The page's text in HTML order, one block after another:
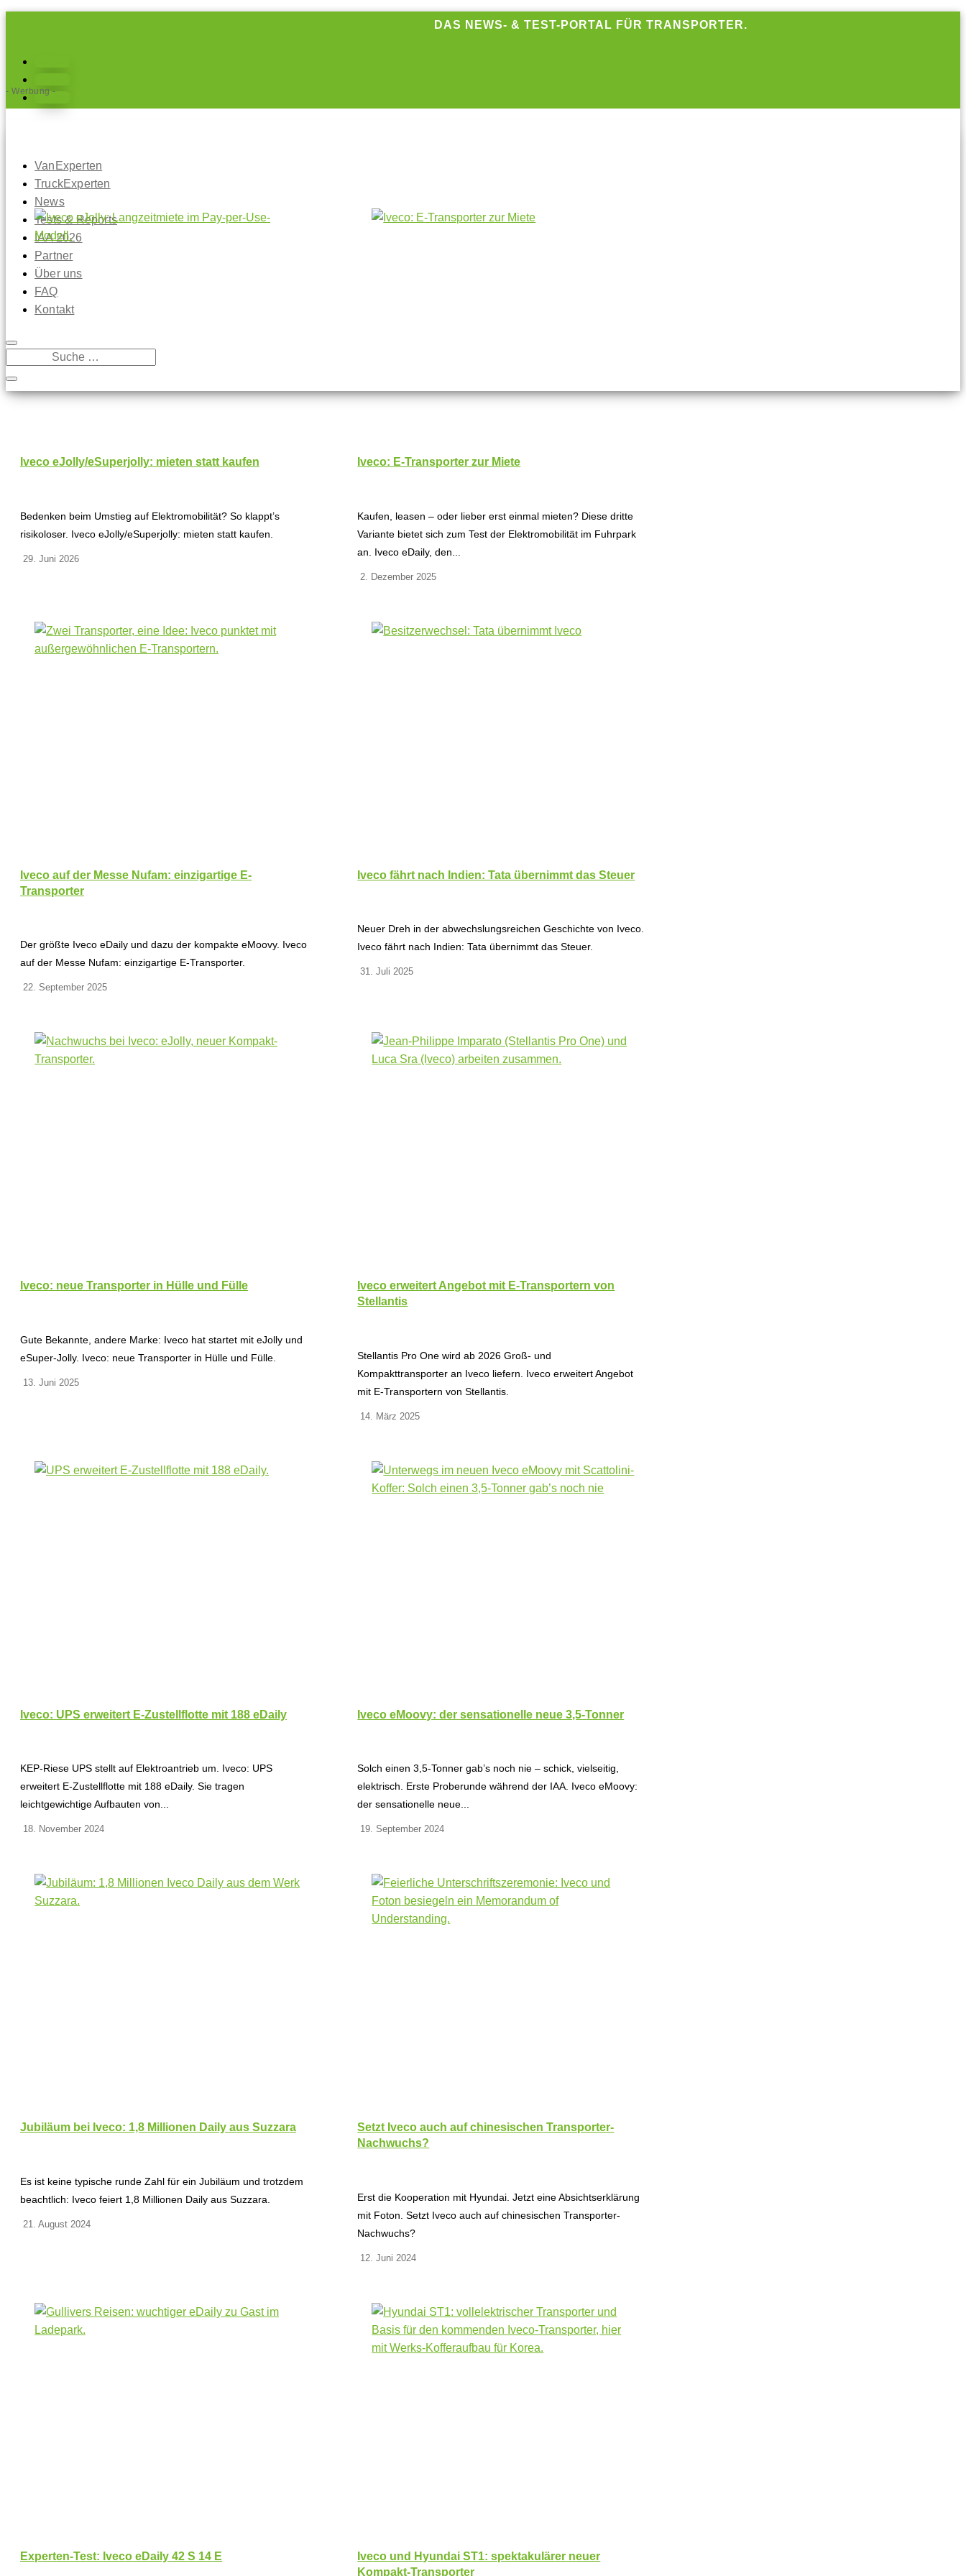
DAS NEWS- & TEST-PORTAL FÜR TRANSPORTER.
Folgen
VanExperten
TruckExperten
News
Tests & Reports
IAA 2026
Partner
Über uns
FAQ
Kontakt
- Werbung -
Iveco eJolly/eSuperjolly: mieten statt kaufen
Bedenken beim Umstieg auf Elektromobilität? So klappt’s
risikoloser. Iveco eJolly/eSuperjolly: mieten statt kaufen.
29. Juni 2026
Iveco: E-Transporter zur Miete
Kaufen, leasen – oder lieber erst einmal mieten? Diese dritte
Variante bietet sich zum Test der Elektromobilität im Fuhrpark
an. Iveco eDaily, den...
2. Dezember 2025
Iveco auf der Messe Nufam: einzigartige E-
Transporter
Der größte Iveco eDaily und dazu der kompakte eMoovy. Iveco
auf der Messe Nufam: einzigartige E-Transporter.
22. September 2025
Iveco fährt nach Indien: Tata übernimmt das Steuer
Neuer Dreh in der abwechslungsreichen Geschichte von Iveco.
Iveco fährt nach Indien: Tata übernimmt das Steuer.
31. Juli 2025
Iveco: neue Transporter in Hülle und Fülle
Gute Bekannte, andere Marke: Iveco hat startet mit eJolly und
eSuper-Jolly. Iveco: neue Transporter in Hülle und Fülle.
13. Juni 2025
Iveco erweitert Angebot mit E-Transportern von
Stellantis
Stellantis Pro One wird ab 2026 Groß- und
Kompakttransporter an Iveco liefern. Iveco erweitert Angebot
mit E-Transportern von Stellantis.
14. März 2025
Iveco: UPS erweitert E-Zustellflotte mit 188 eDaily
KEP-Riese UPS stellt auf Elektroantrieb um. Iveco: UPS
erweitert E-Zustellflotte mit 188 eDaily. Sie tragen
leichtgewichtige Aufbauten von...
18. November 2024
Iveco eMoovy: der sensationelle neue 3,5-Tonner
Solch einen 3,5-Tonner gab’s noch nie – schick, vielseitig,
elektrisch. Erste Proberunde während der IAA. Iveco eMoovy:
der sensationelle neue...
19. September 2024
Jubiläum bei Iveco: 1,8 Millionen Daily aus Suzzara
Es ist keine typische runde Zahl für ein Jubiläum und trotzdem
beachtlich: Iveco feiert 1,8 Millionen Daily aus Suzzara.
21. August 2024
Setzt Iveco auch auf chinesischen Transporter-
Nachwuchs?
Erst die Kooperation mit Hyundai. Jetzt eine Absichtserklärung
mit Foton. Setzt Iveco auch auf chinesischen Transporter-
Nachwuchs?
12. Juni 2024
Experten-Test: Iveco eDaily 42 S 14 E
Iveco und Hyundai ST1: spektakulärer neuer
Kompakt-Transporter